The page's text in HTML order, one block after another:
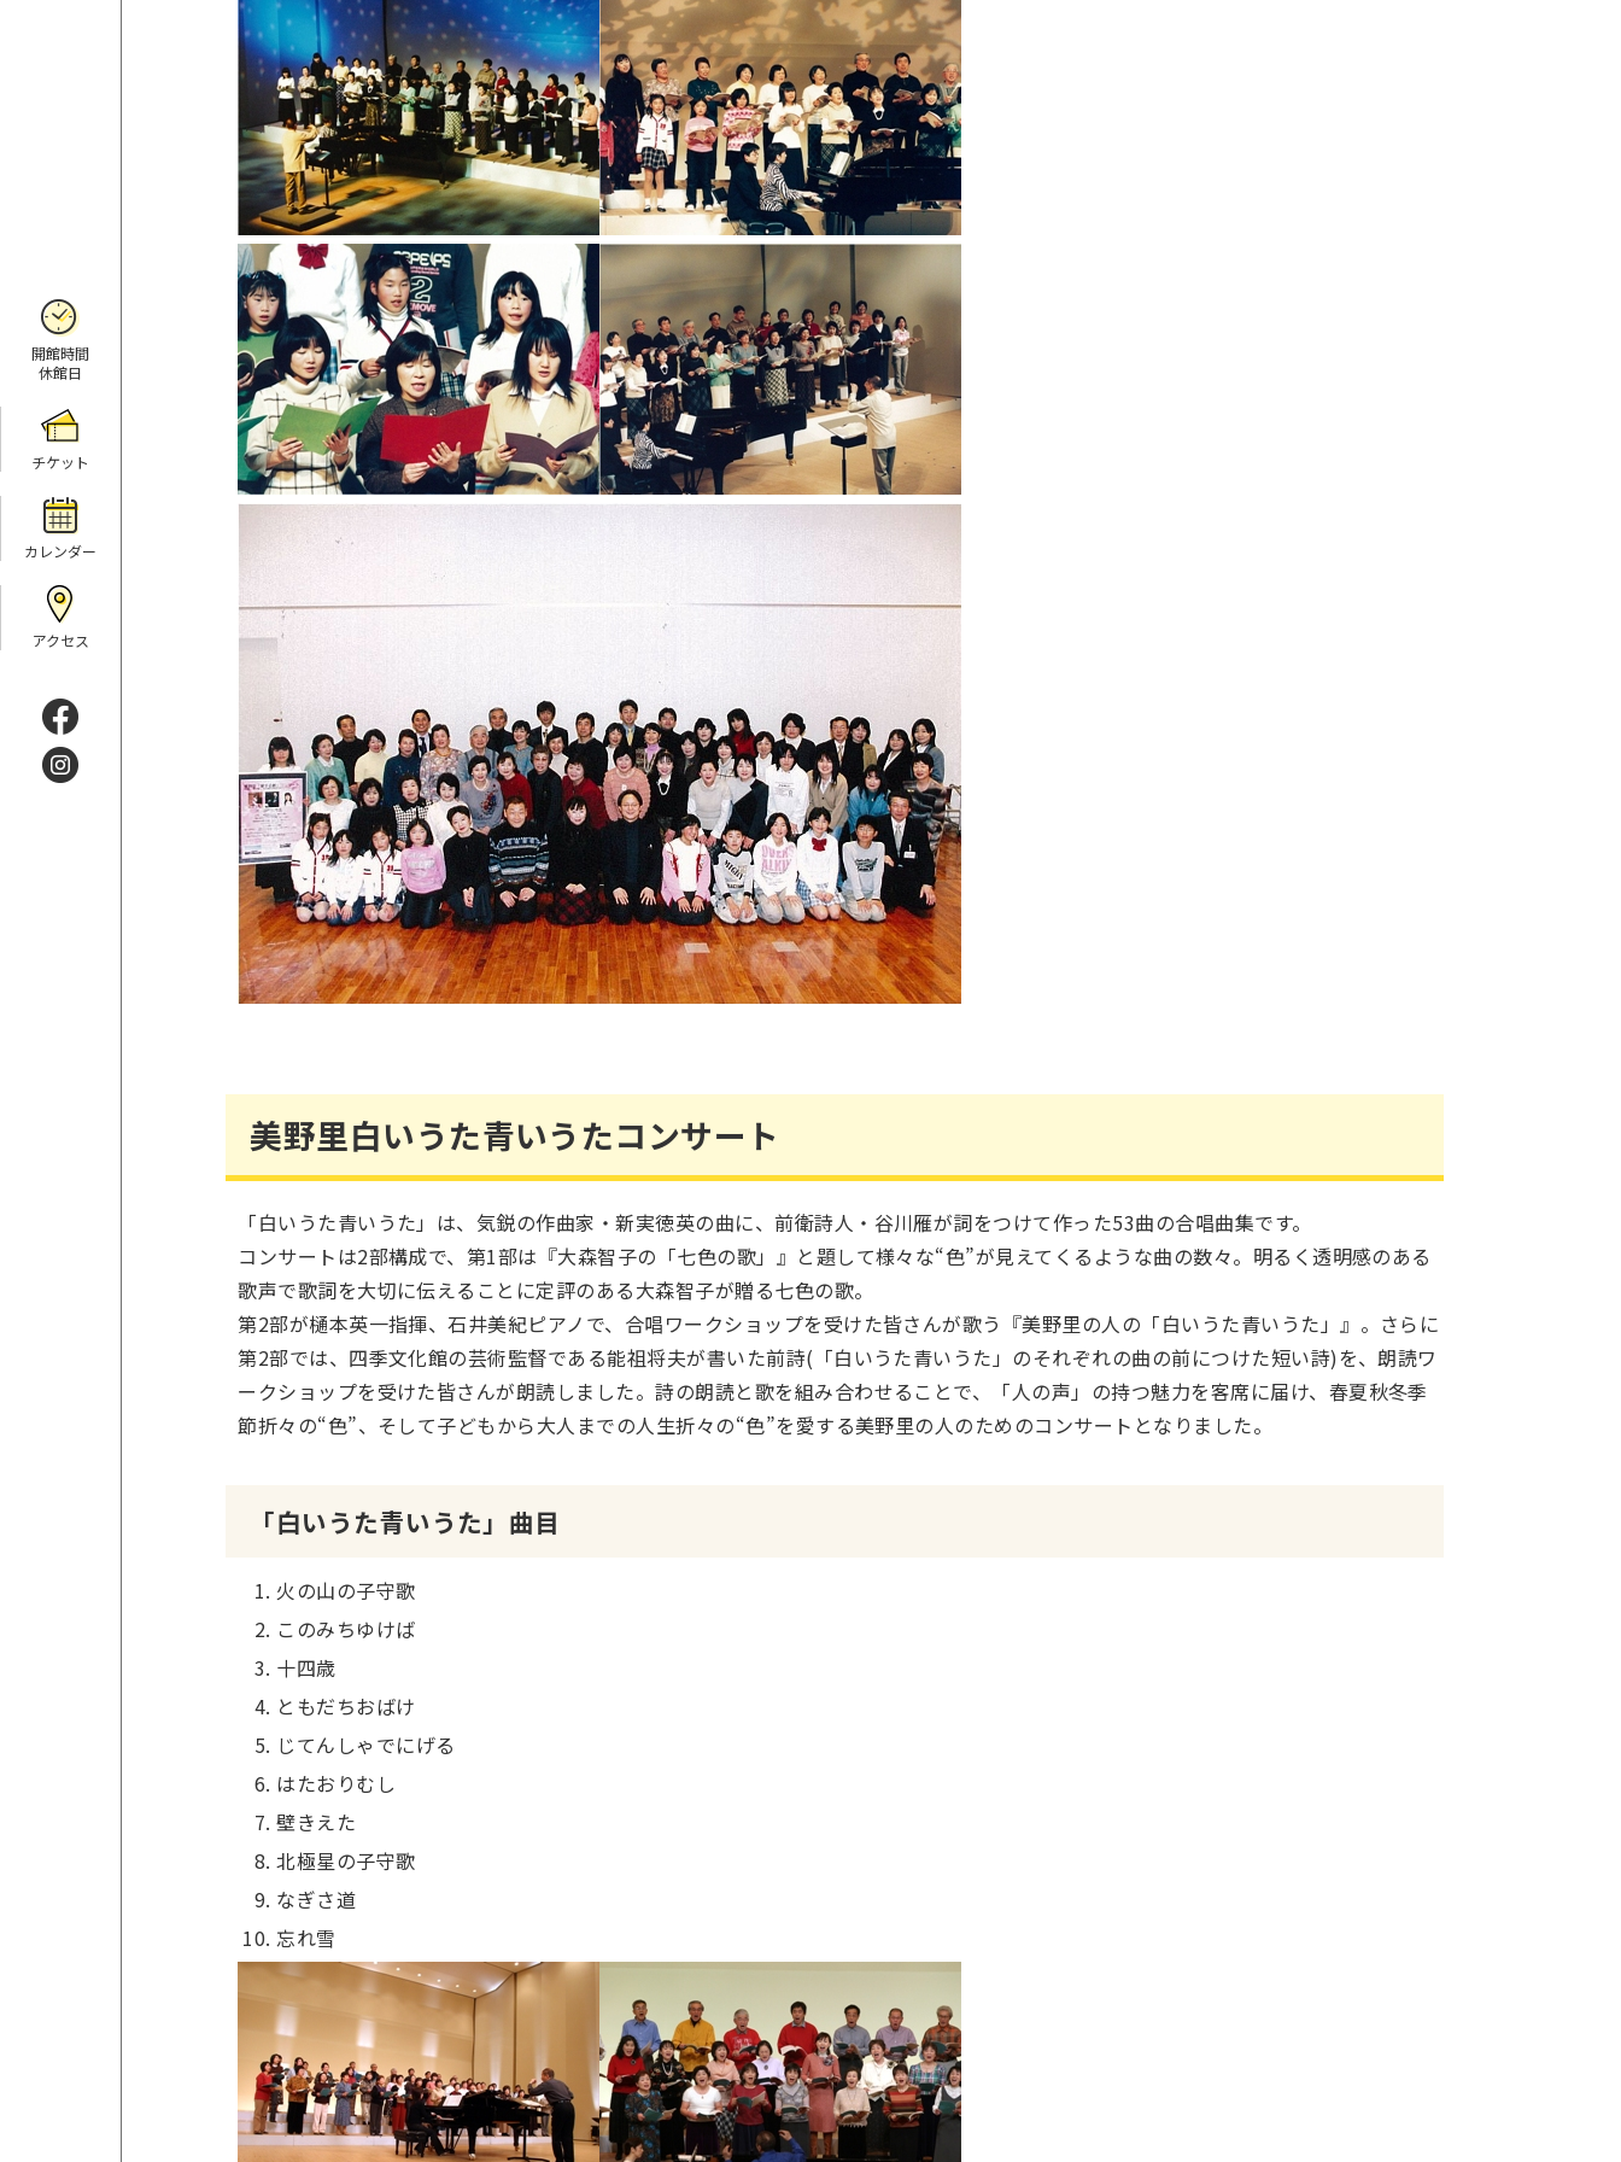
開館時間
休館日
チケット
カレンダー
アクセス
美野里白いうた青いうたコンサート
「白いうた青いうた」は、気鋭の作曲家・新実徳英の曲に、前衛詩人・谷川雁が詞をつけて作った53曲の合唱曲集です。
コンサートは2部構成で、第1部は『大森智子の「七色の歌」』と題して様々な“色”が見えてくるような曲の数々。明るく透明感のある
歌声で歌詞を大切に伝えることに定評のある大森智子が贈る七色の歌。
第2部が樋本英一指揮、石井美紀ピアノで、合唱ワークショップを受けた皆さんが歌う『美野里の人の「白いうた青いうた」』。さらに
第2部では、四季文化館の芸術監督である能祖将夫が書いた前詩(「白いうた青いうた」のそれぞれの曲の前につけた短い詩)を、朗読ワ
ークショップを受けた皆さんが朗読しました。詩の朗読と歌を組み合わせることで、「人の声」の持つ魅力を客席に届け、春夏秋冬季
節折々の“色”、そして子どもから大人までの人生折々の“色”を愛する美野里の人のためのコンサートとなりました。
「白いうた青いうた」曲目
火の山の子守歌
このみちゆけば
十四歳
ともだちおばけ
じてんしゃでにげる
はたおりむし
壁きえた
北極星の子守歌
なぎさ道
忘れ雪